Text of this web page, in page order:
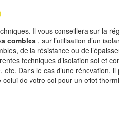
Il vous conseillera sur la
combles , sur l’utilisation d’un
de la résistance ou de
techniques d’isolation sol et
Dans le cas d’une rénovation, il
de votre sol pour un effet